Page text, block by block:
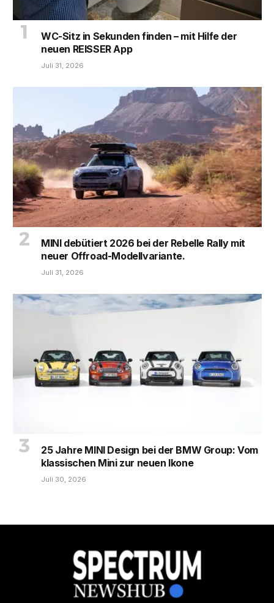
WC-Sitz in Sekunden finden – mit Hilfe der
neuen REISSER App
Juli 31, 2026
MINI debütiert 2026 bei der Rebelle Rally mit
neuer Offroad-Modellvariante.
Juli 31, 2026
25 Jahre MINI Design bei der BMW Group: Vom
klassischen Mini zur neuen Ikone
Juli 30, 2026